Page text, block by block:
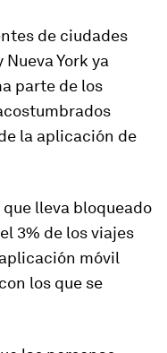
de ciudades
York ya
parte de los
la aplicación de
lleva bloqueado
3% de los viajes
móvil
los que se